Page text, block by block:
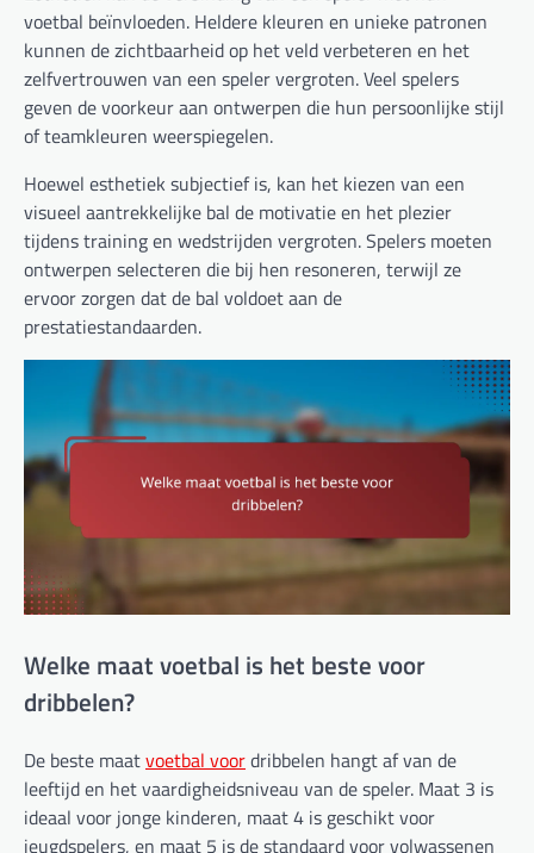
voetbal beïnvloeden. Heldere kleuren en unieke patronen
kunnen de zichtbaarheid op het veld verbeteren en het
zelfvertrouwen van een speler vergroten. Veel spelers
geven de voorkeur aan ontwerpen die hun persoonlijke stijl
of teamkleuren weerspiegelen.
Hoewel esthetiek subjectief is, kan het kiezen van een
visueel aantrekkelijke bal de motivatie en het plezier
tijdens training en wedstrijden vergroten. Spelers moeten
ontwerpen selecteren die bij hen resoneren, terwijl ze
ervoor zorgen dat de bal voldoet aan de
prestatiestandaarden.
Welke maat voetbal is het beste voor
dribbelen?
De beste maatvoetbal voordribbelen hangt af van de
leeftijd en het vaardigheidsniveau van de speler. Maat 3 is
ideaal voor jonge kinderen, maat 4 is geschikt voor
jeugdspelers, en maat 5 is de standaard voor volwassenen